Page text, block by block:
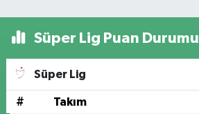
Süper Lig Puan Durumu
Süper Lig
# Takım